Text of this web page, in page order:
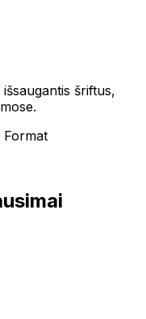
šriftus,
Format